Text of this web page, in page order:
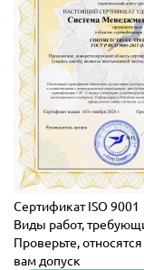
Сертификат ISO 9001
Виды работ,
Проверьте,
вам допуск